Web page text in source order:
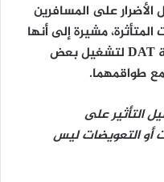
على المسافرين
مشيرة إلى أنها
DATلتشغيل بعض
طواقمهما.
التأثير على
أو التعويضات ليس